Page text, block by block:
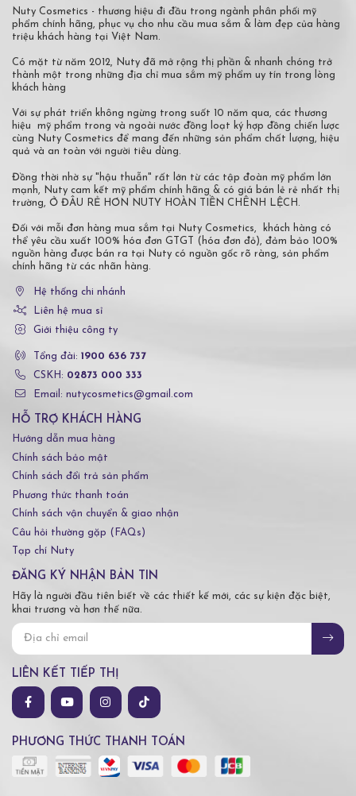
Nuty Cosmetics - thương hiệu đi đầu trong ngành phân phối mỹ
phẩm chính hãng, phục vụ cho nhu cầu mua sắm & làm đẹp của hàng
triệu khách hàng tại Việt Nam.
Có mặt từ năm 2012, Nuty đã mở rộng thị phần & nhanh chóng trở
thành một trong những địa chỉ mua sắm mỹ phẩm uy tín trong lòng
khách hàng
Với sự phát triển không ngừng trong suốt 10 năm qua, các thương
hiệu mỹ phẩm trong và ngoài nước đồng loạt ký hợp đồng chiến lược
cùng Nuty Cosmetics để mang đến những sản phẩm chất lượng, hiệu
quả và an toàn với người tiêu dùng.
Đồng thời nhờ sự "hậu thuẫn" rất lớn từ các tập đoàn mỹ phẩm lớn
mạnh, Nuty cam kết mỹ phẩm chính hãng & có giá bán lẻ rẻ nhất thị
trường, Ở ĐÂU RẺ HƠN NUTY HOÀN TIỀN CHÊNH LỆCH.
Đối với mỗi đơn hàng mua sắm tại Nuty Cosmetics, khách hàng có
thể yêu cầu xuất 100% hóa đơn GTGT (hóa đơn đỏ), đảm bảo 100%
nguồn hàng được bán ra tại Nuty có nguồn gốc rõ ràng, sản phẩm
chính hãng từ các nhãn hàng.
Hệ thống chi nhánh
Liên hệ mua sỉ
Giới thiệu công ty
Tổng đài: 1900 636 737
CSKH: 02873 000 333
Email: nutycosmetics@gmail.com
HỖ TRỢ KHÁCH HÀNG
Hướng dẫn mua hàng
Chính sách bảo mật
Chính sách đổi trả sản phẩm
Phương thức thanh toán
Chính sách vận chuyển & giao nhận
Câu hỏi thường gặp (FAQs)
Tạp chí Nuty
ĐĂNG KÝ NHẬN BẢN TIN
Hãy là người đầu tiên biết về các thiết kế mới, các sự kiện đặc biệt,
khai trương và hơn thế nữa.
LIÊN KẾT TIẾP THỊ
PHƯƠNG THỨC THANH TOÁN